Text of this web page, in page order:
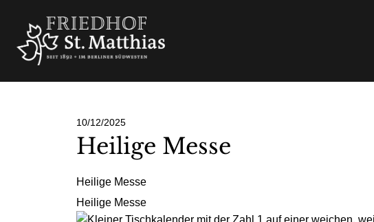
10/12/2025
Heilige Messe
Heilige Messe
Heilige Messe